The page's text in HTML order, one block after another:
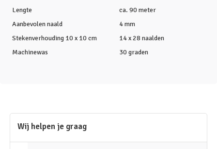
Lengte
ca. 90 meter
Aanbevolen naald
4 mm
Stekenverhouding 10 x 10 cm
14 x 28 naalden
Machinewas
30 graden
Wij helpen je graag